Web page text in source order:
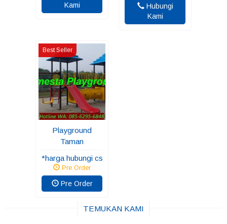
Kami
Hubungi
Kami
Best Seller
Playground
Taman
*harga hubungi cs
Pre Order
Pre Order
TEMUKAN KAMI